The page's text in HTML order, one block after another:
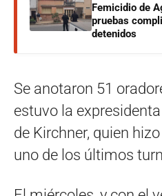
Femicidio de
pruebas
detenidos
Se anotaron 51
estuvo la
de Kirchner, quien
uno de los últimos